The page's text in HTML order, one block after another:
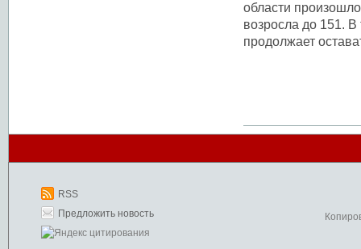
области
возросла до 151.
продолжает
RSS
Предложить новость